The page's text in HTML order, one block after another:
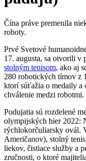
Čína práve premenila
roboty.
Prvé Svetové
17. augusta, sa otvorili v
stolným tenisom, ako aj
280 robotických tímov z
ktorí súťažia o medaily a
chválenie medzi robotmi.
Podujatia sú rozdelené
olympijských hier 2022:
rýchlokorčuliarsky ovál.
Američanov), stolný
liekov, čistiace služby a
zručnosti, o ktoré